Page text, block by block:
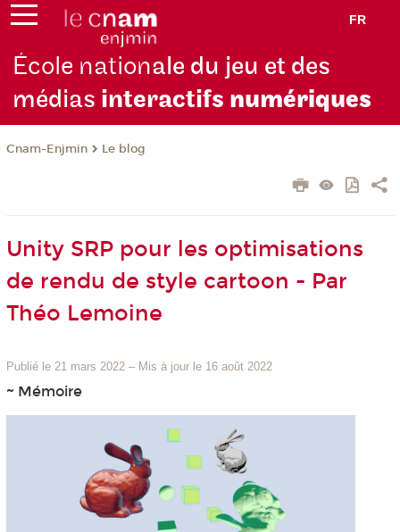
FR
École nationale du jeu et des
médias interactifs numériques
Cnam-Enjmin Le blog
Unity SRP pour les optimisations
de rendu de style cartoon - Par
Théo Lemoine
Publié le 21 mars 2022 – Mis à jour le 16 août 2022
~ Mémoire